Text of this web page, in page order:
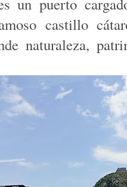
castillo
naturaleza,